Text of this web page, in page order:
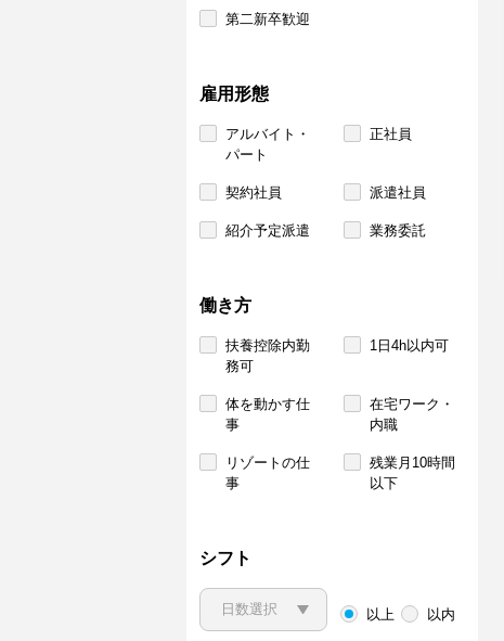
第二新卒歓迎
雇用形態
アルバイト・
パート
正社員
契約社員 派遣社員
紹介予定派遣 業務委託
働き方
扶養控除内勤
務可
1日4h以内可
体を動かす仕
事
在宅ワーク・
内職
リゾートの仕
事
残業月10時間
以下
シフト
以上 以内